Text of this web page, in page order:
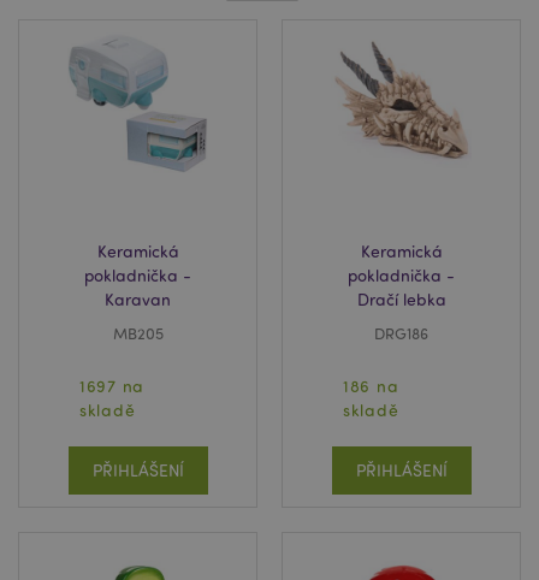
Keramická
pokladnička -
Karavan
MB205
1697 na
skladě
PŘIHLÁŠENÍ
Keramická
pokladnička -
Dračí lebka
DRG186
186 na
skladě
PŘIHLÁŠENÍ